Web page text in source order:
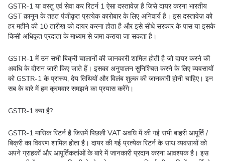
GSTR-1 या वस्तु एवं सेवा कर रिटर्न 1 ऐसा दस्तावेज़ है जिसे दायर करना भारतीय
GST क़ानून के तहत पंजीकृत प्रत्येक कारोबार के लिए अनिवार्य है। इस दस्तावेज़ को
हर महीने की 10 तारीख को दायर करना होता है और इसे सीधे सरकार के पास या इसके
किसी अधिकृत प्रदाता के माध्यम से जमा कराया जा सकता है।
GSTR-1 में उन सभी बिक्री चालानों की जानकारी शामिल होती है जो दायर करने की
अवधि के दौरान जारी किए जाते हैं। इसका अनुपालन सुनिश्चित करने के लिए व्यवसायों
को GSTR-1 के प्रारूप, देय तिथियों और विलंब शुल्क की जानकारी होनी चाहिए। इन
सब के बारे में हम क्रमवार समझने का प्रयास करेंगे।
GSTR-1 क्या है?
GSTR-1 मासिक रिटर्न है जिसमें पिछली VAT अवधि में की गई सभी बाहरी आपूर्ति /
बिक्री का विवरण शामिल होता है। दायर की गई प्रत्येक रिटर्न के साथ व्यवसायों को
अपने ग्राहकों और आपूर्तिकर्ताओं के बारे में जानकारी प्रदान करना आवश्यक है। इस